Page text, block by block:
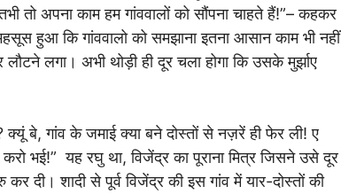
तो अपना काम हम गांववालों को सौंपना चाहते हैं!”– कहकर
हुआ कि गांववालो को समझाना इतना आसान काम भी नहीं
लगा। अभी थोड़ी ही दूर चला होगा कि उसके मुर्झाए
क्यूं बे, गांव के जमाई क्या बने दोस्तों से नज़रें ही फेर ली! ए
करो भई!” यह रघु था, विजेंद्र का पूराना मित्र जिसने उसे दूर
दी। शादी से पूर्व विजेंद्र की इस गांव में यार-दोस्तों की